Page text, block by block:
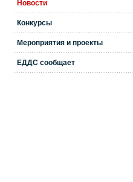
Новости
Конкурсы
Мероприятия и проекты
ЕДДС сообщает